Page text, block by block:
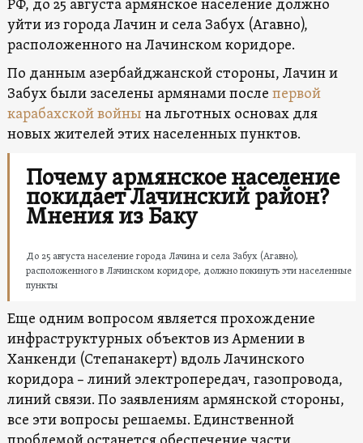
РФ, до 25 августа армянское население должно
уйти из города Лачин и села Забух (Агавно),
расположенного на Лачинском коридоре.
По данным азербайджанской стороны, Лачин и
Забух были заселены армянами после первой
карабахской войны на льготных основах для
новых жителей этих населенных пунктов.
Почему армянское население
покидает Лачинский район?
Мнения из Баку
До 25 августа население города Лачина и села Забух (Агавно),
расположенного в Лачинском коридоре, должно покинуть эти населенные
пункты
Еще одним вопросом является прохождение
инфраструктурных объектов из Армении в
Ханкенди (Степанакерт) вдоль Лачинского
коридора – линий электропередач, газопровода,
линий связи. По заявлениям армянской стороны,
все эти вопросы решаемы. Единственной